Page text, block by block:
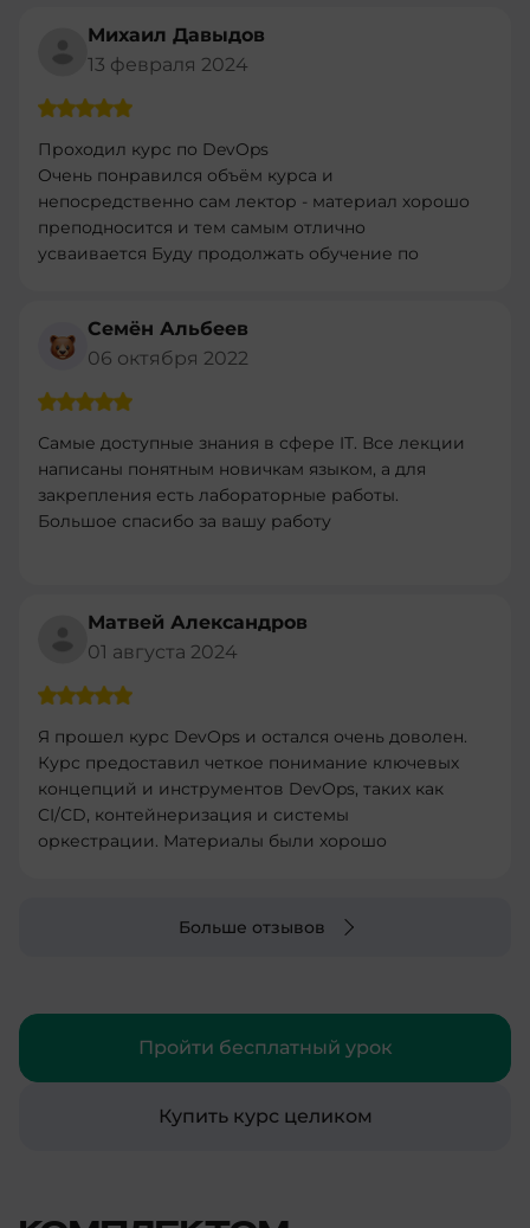
Михаил Давыдов
13 февраля 2024
Проходил курс по DevOps
Очень понравился объём курса и
непосредственно сам лектор - материал хорошо
преподносится и тем самым отлично
усваивается Буду продолжать обучение по
Семён Альбеев
06 октября 2022
Самые доступные знания в сфере IT. Все лекции
написаны понятным новичкам языком, а для
закрепления есть лабораторные работы.
Большое спасибо за вашу работу
Матвей Александров
01 августа 2024
Я прошел курс DevOps и остался очень доволен.
Курс предоставил четкое понимание ключевых
концепций и инструментов DevOps, таких как
CI/CD, контейнеризация и системы
оркестрации. Материалы были хорошо
помогли закрепить теорию. Рекомендую этот
Больше отзывов
Пройти бесплатный урок
Купить курс целиком